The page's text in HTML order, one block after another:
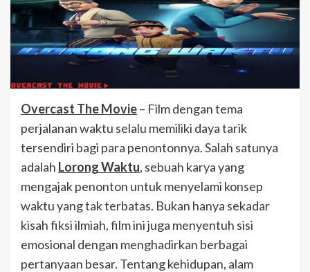
Overcast The Movie– Film dengan tema
perjalanan waktu selalu memiliki daya tarik
tersendiri bagi para penontonnya. Salah satunya
adalah Lorong Waktu, sebuah karya yang
mengajak penonton untuk menyelami konsep
waktu yang tak terbatas. Bukan hanya sekadar
kisah fiksi ilmiah, film ini juga menyentuh sisi
emosional dengan menghadirkan berbagai
pertanyaan besar. Tentang kehidupan, alam